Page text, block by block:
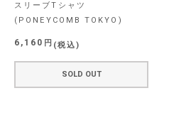
スリーブTシャツ
(PONEYCOMB TOKYO)
6,160 税込
SOLD OUT